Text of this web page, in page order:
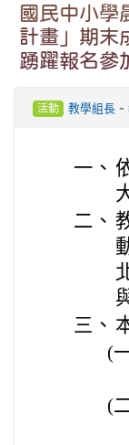
國民中小學
計畫」期末
踴躍報名參
活動 教學組長-
一、
二、
三、
(
(